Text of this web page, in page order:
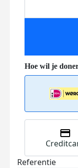
Referentie